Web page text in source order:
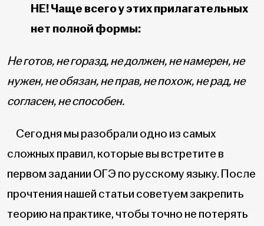
НЕ! Чаще всего у этих прилагательных
нет полной формы:
Не готов, не горазд, не должен, не намерен, не
нужен, не обязан, не прав, не похож, не рад, не
согласен, не способен.
Сегодня мы разобрали одно из самых
сложных правил, которые вы встретите в
первом задании ОГЭ по русскому языку. После
прочтения нашей статьи советуем закрепить
теорию на практике, чтобы точно не потерять